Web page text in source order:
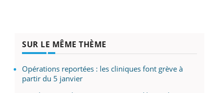
SUR LE MÊME THÈME
Opérations reportées : les cliniques font grève à
partir du 5 janvier